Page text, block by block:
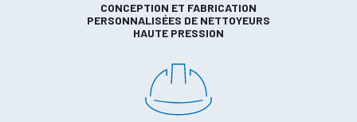
CONCEPTION ET FABRICATION
PERSONNALISÉES DE NETTOYEURS
HAUTE PRESSION